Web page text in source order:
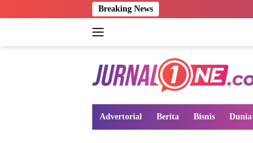
ke
Breaking News
Advertorial Berita Bisnis Dunia